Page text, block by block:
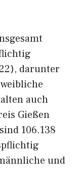
darunter
auch
Gießen
106.138
und